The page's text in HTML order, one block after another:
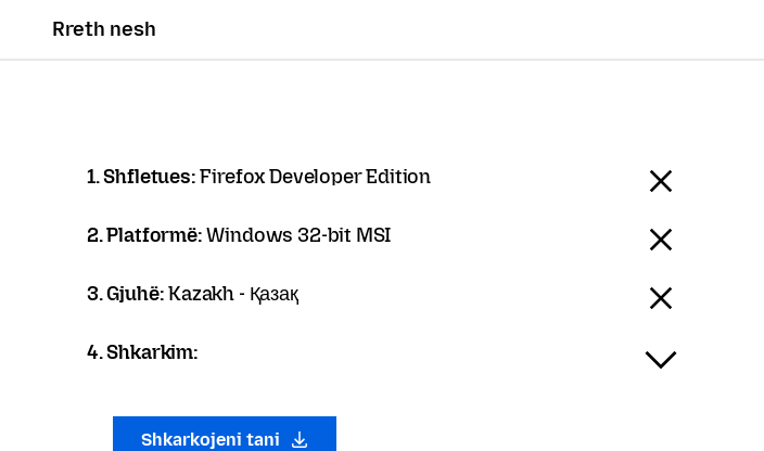
Rreth nesh
1. Shfletues:Firefox Developer Edition
2. Platformë:Windows 32-bit MSI
3. Gjuhë:Kazakh - Қазақ
4. Shkarkim:
Shkarkojeni tani